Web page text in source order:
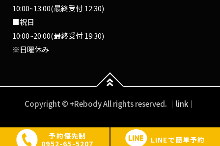
予約優先制
0952-65-5207
LINEで簡単予約
10:00~13:00(最終受付 12:30)
■祝日
10:00~20:00(最終受付 19:30)
※日曜休み
Copyright © +Rebody All rights reserved. ｜link｜